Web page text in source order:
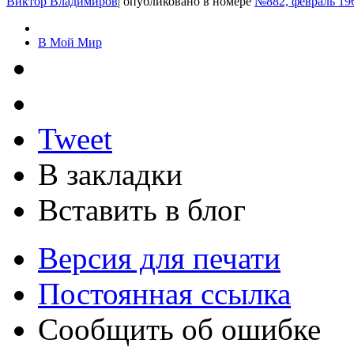
В Мой Мир
Tweet
В закладки
Вставить в блог
Версия для печати
Постоянная ссылка
Сообщить об ошибке